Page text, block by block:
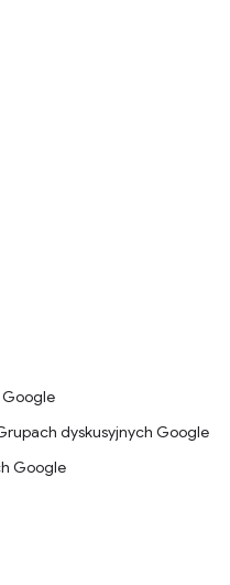
Google
dyskusyjnych Google
Google